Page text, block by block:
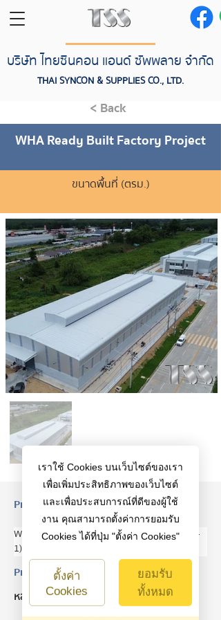
THAI SYNCON & SUPPLIES CO., LTD.
บริษัท ไทยซินคอน แอนด์ ซัพพลาย จำกัด
< Back
WHA Ready Built Factory Project
ขนาดพื้นที่ (ตรม.)
Property Description
WHA Ready Built Factory Project (Model DF-
1)
Property Details
หลังคา
เราใช้ Cookies บนเว็บไซต์ของเรา
เพื่อเพิ่มประสิทธิภาพของเว็บไซต์
และเพื่อประสบการณ์ที่ดีของผู้ใช้
งาน คุณสามารถตั้งค่าการยอมรับ
Cookies ได้ที่ปุ่ม "ตั้งค่า Cookies"
ตั้งค่า
Cookies
ยอมรับ
ทั้งหมด